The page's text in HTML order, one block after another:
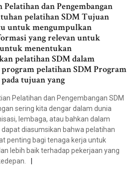
Pelatihan dan Pengembangan
pelatihan SDM Tujuan
untuk mengumpulkan
yang relevan untuk
menentukan
pelatihan SDM dalam
program pelatihan SDM Program
tujuan yang
Pelatihan dan Pengembangan SDM
sering kita dengar dalam dunia
lembaga, atau bahkan dalam
diasumsikan bahwa pelatihan
penting bagi tenaga kerja untuk
lebih baik terhadap pekerjaan yang